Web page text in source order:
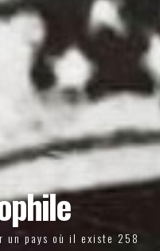
un pays où il existe 258